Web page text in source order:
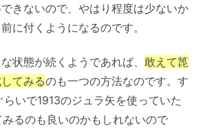
きないので、やはり程度は少ないか
に付くようになるのです。
状態が続くようであれば、 敢えて箆
てみるのも一つの方法なのです。す
いで1913のジュラ矢を使っていた
みるのも良いのかもしれないので